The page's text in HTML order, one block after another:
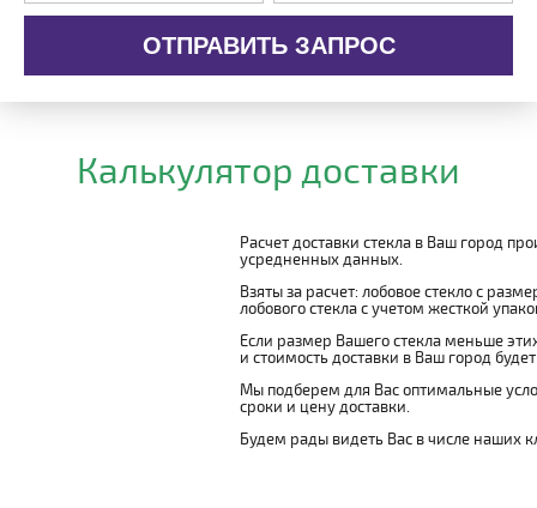
ОТПРАВИТЬ ЗАПРОС
Калькулятор доставки
Расчет доставки стекла в Ваш город
усредненных данных.
Взяты за расчет: лобовое стекло с
лобового стекла с учетом жесткой
Если размер Вашего стекла меньше
и стоимость доставки в Ваш город
Мы подберем для Вас оптимальные
сроки и цену доставки.
Будем рады видеть Вас в числе наших